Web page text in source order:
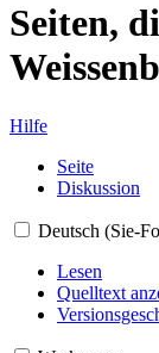
Seiten,
Hilfe
Seite
Diskussion
Deutsch (Sie-
Lesen
Quelltext